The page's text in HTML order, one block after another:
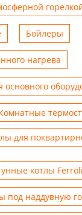
Бойлеры
нагрева
основного
для
котлы Ferroli
под наддувную